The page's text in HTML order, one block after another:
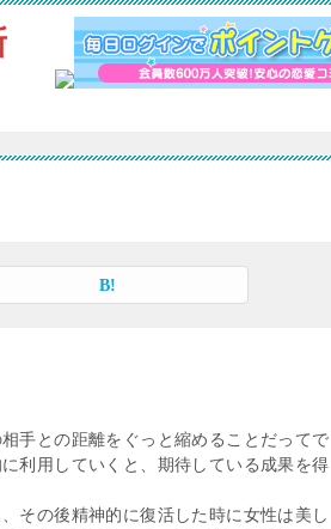
手との距離をぐっと縮めることだってで
利用していくと、期待している成果を得
その後精神的に復活した時に女性は美し